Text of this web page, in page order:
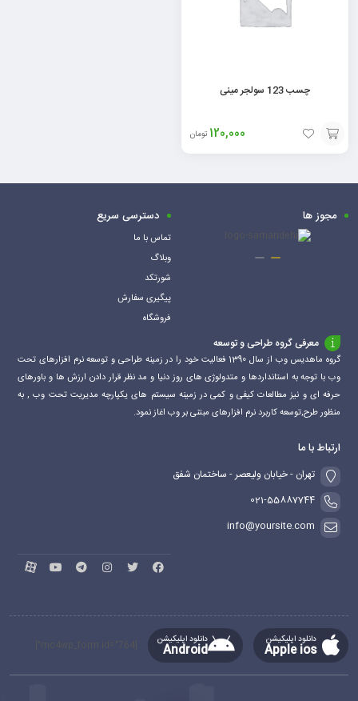
چسب 123 سولجر مینی
120,000 تومان
افزودن
به
مجوز ها دسترسی سریع
تماس با ما
وبلاگ
شورتکد
پیگیری سفارش
فروشگاه
معرفی گروه طراحی و توسعه
گروه ماهدیس وب از سال 1390 فعالیت خود را در زمینه طراحی و توسعه نرم افزارهای تحت
وب با توجه به استانداردها و متدولوژی های روز دنیا و مد نظر قرار دادن ارزش ها و باورهای
حرفه ای و نیز مطالعات کیفی و کمی در زمینه سیستم های یکپارچه مدیریت تحت وب , به
منظور طرح,توسعه کاربرد نرم افزارهای مبتنی بر وب اغاز نمود.
ارتباط با ما
تهران - خیابان ولیعصر - ساختمان شفق
021-55887744
info@yoursite.com
دانلود اپلیکیشن
Apple ios
دانلود اپلیکیشن
Android